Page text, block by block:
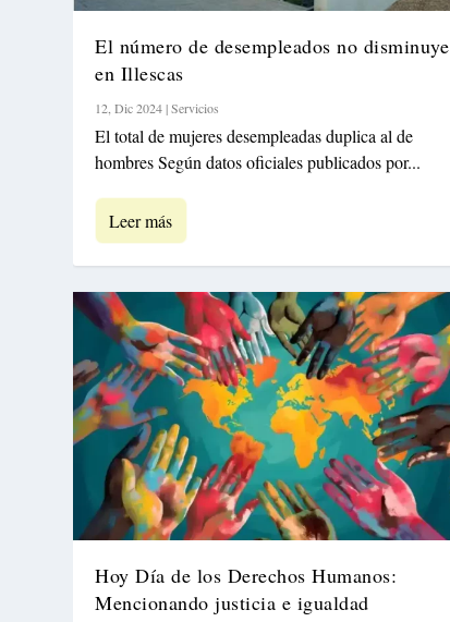
El número de desempleados no disminuye
en Illescas
12, Dic 2024|Servicios
El total de mujeres desempleadas duplica al de
hombres Según datos oficiales publicados por...
Leer más
Hoy Día de los Derechos Humanos:
Mencionando justicia e igualdad